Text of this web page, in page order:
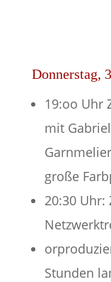
Donnerstag,
19:oo Uhr
mit
große
20:30
Stunden